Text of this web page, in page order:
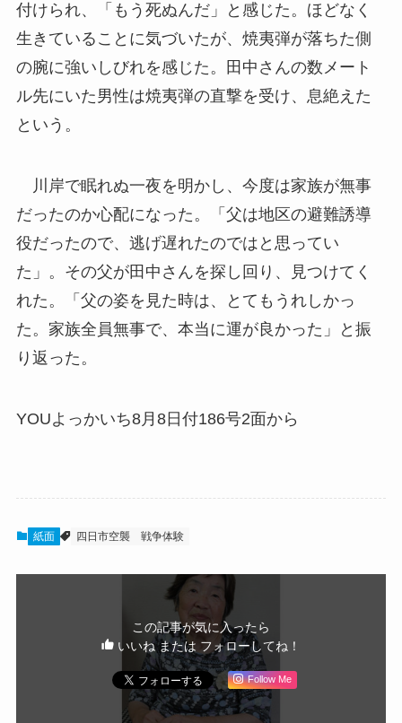
付けられ、「もう死ぬんだ」と感じた。ほどなく
生きていることに気づいたが、焼夷弾が落ちた側
の腕に強いしびれを感じた。田中さんの数メート
ル先にいた男性は焼夷弾の直撃を受け、息絶えた
という。
川岸で眠れぬ一夜を明かし、今度は家族が無事
だったのか心配になった。「父は地区の避難誘導
役だったので、逃げ遅れたのではと思ってい
た」。その父が田中さんを探し回り、見つけてく
れた。「父の姿を見た時は、とてもうれしかっ
た。家族全員無事で、本当に運が良かった」と振
り返った。
YOUよっかいち8月8日付186号2面から
紙面 四日市空襲 戦争体験
この記事が気に入ったら
いいね または フォローしてね！
Follow Me